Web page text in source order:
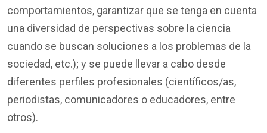
comportamientos, garantizar que se tenga en cuenta
una diversidad de perspectivas sobre la ciencia
cuando se buscan soluciones a los problemas de la
sociedad, etc.); y se puede llevar a cabo desde
diferentes perfiles profesionales (científicos/as,
periodistas, comunicadores o educadores, entre
otros).